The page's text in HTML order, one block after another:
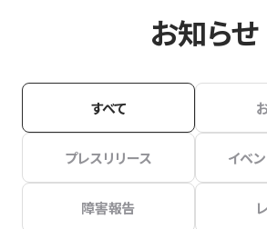
お知らせ
すべて
プレスリリース イベ
障害報告